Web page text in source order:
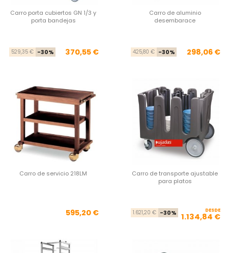
Carro porta cubiertos GN 1/3 y
porta bandejas
Precio base
529,35 € -30% Precio
370,55 €
Carro de aluminio
desembarace
425,80 € -30% 298,06 €
Carro de servicio 218LM
Precio
595,20 €
Carro de transporte ajustable
para platos
1.621,20 € -30% DESDE
1.134,84 €